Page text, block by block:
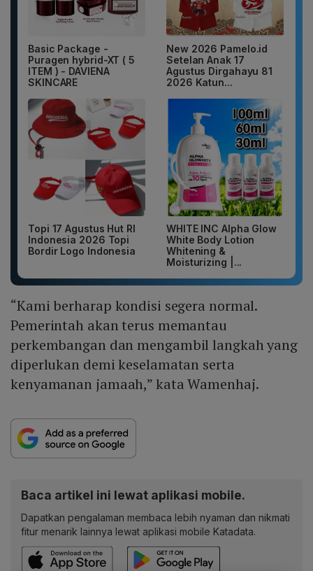
Basic Package -
Puragen hybrid-XT ( 5
ITEM ) - DAVIENA
SKINCARE
New 2026 Pamelo.id
Setelan Anak 17
Agustus Dirgahayu 81
2026 Katun...
Topi 17 Agustus Hut RI
Indonesia 2026 Topi
Bordir Logo Indonesia
WHITE INC Alpha Glow
White Body Lotion
Whitening &
Moisturizing |...
“Kami berharap kondisi segera normal.
Pemerintah akan terus memantau
perkembangan dan mengambil langkah yang
diperlukan demi keselamatan serta
kenyamanan jamaah,” kata Wamenhaj.
Baca artikel ini lewat aplikasi mobile.
Dapatkan pengalaman membaca lebih nyaman dan nikmati
fitur menarik lainnya lewat aplikasi mobile Katadata.